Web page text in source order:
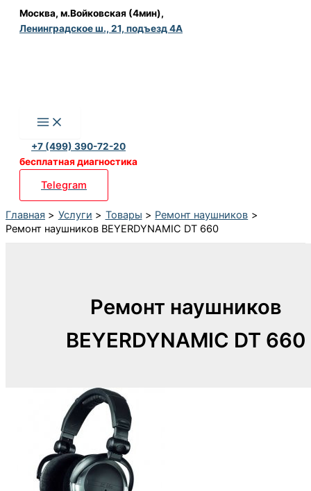
Перейти
Москва, м.Войковская (4мин),
Ленинградское ш., 21, подъезд 4А
+7 (499) 390-72-20
бесплатная диагностика
Telegram
Главная Услуги Товары
Ремонт наушников
Ремонт наушников BEYERDYNAMIC DT 660
Ремонт наушников
BEYERDYNAMIC DT 660